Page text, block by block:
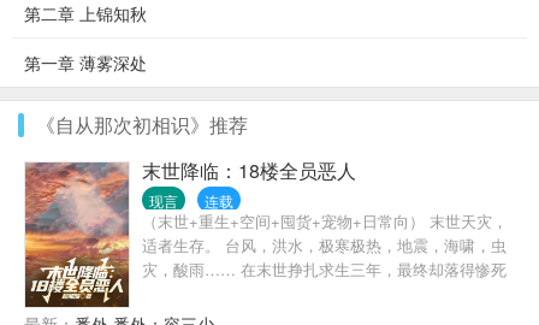
第二章 上锦知秋
第一章 薄雾深处
《自从那次初相识》推荐
末世降临：18楼全员恶人
现言 连载
（末世+重生+空间+囤货+宠物+日常向） 末世天灾，
适者生存。 台风，洪水，极寒极热，地震，海啸，虫
灾，酸雨…… 在末世挣扎求生三年，最终却落得惨死
疯狂囤货模式。 买买买，囤囤囤，找回前世救她性命